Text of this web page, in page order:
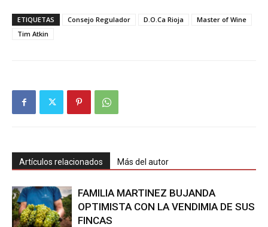
ETIQUETAS Consejo Regulador D.O.Ca Rioja
Master of Wine
Tim Atkin
Artículos relacionados Más del autor
FAMILIA MARTINEZ BUJANDA
OPTIMISTA CON LA VENDIMIA DE SUS
FINCAS